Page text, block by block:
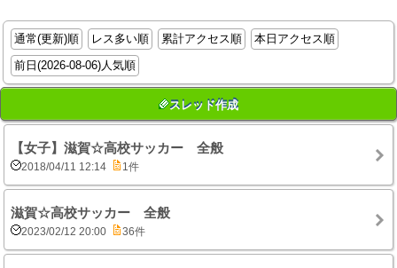
通常(更新)順 レス多い順 累計アクセス順
本日アクセス順
前日(2026-08-06)人気順
スレッド作成
【女子】滋賀☆高校サッカー 全般
2018/04/11 12:14 1件
滋賀☆高校サッカー 全般
2023/02/12 20:00 36件